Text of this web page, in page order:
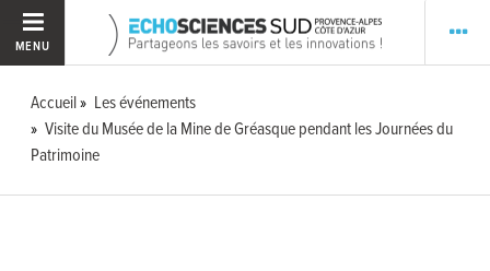
MENU
Accueil
Les événements
Visite du Musée de la Mine de Gréasque pendant les Journées du
Patrimoine